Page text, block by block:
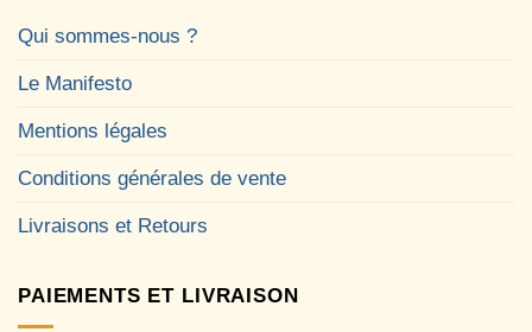
Qui sommes-nous ?
Le Manifesto
Mentions légales
Conditions générales de vente
Livraisons et Retours
PAIEMENTS ET LIVRAISON